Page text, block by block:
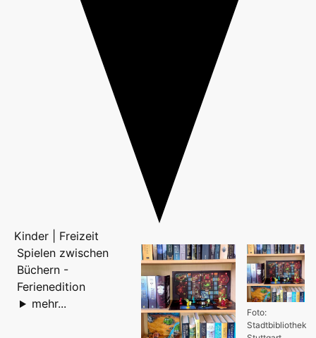
Kinder | Freizeit
Foto:
Stadtbibliothek
Spielen zwischen
Büchern -
Ferienedition
mehr...